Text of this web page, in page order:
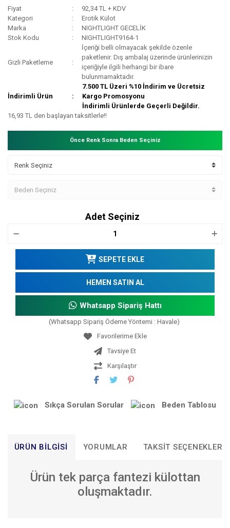
Fiyat
92,34 TL + KDV
Kategori
Erotik Külot
Marka
NIGHTLIGHT GECELİK
Stok Kodu
NIGHTLIGHT9164-1
Gizli Paketleme
İçeriği belli olmayacak şekilde özenle
paketlenir. Dış ambalaj üzerinde ürünlerinizin
içeriğiyle ilgili herhangi bir ibare
bulunmamaktadır.
İndirimli Ürün
7.500 TL Üzeri %10 İndirim ve Ücretsiz
Kargo Promosyonu
İndirimli Ürünlerde Geçerli Değildir.
16,93 TL den başlayan taksitlerle!!
Önce Renk Sonra Beden Seçiniz
Adet Seçiniz
SEPETE EKLE
HEMEN SATIN AL
Whatsapp Sipariş Hattı
(Whatsapp Sipariş Ödeme Yöntemi : Havale)
Tavsiye Et
Karşılaştır
Sıkça Sorulan Sorular Beden Tablosu
ÜRÜN BILGISI YORUMLAR TAKSIT SEÇENEKLERI
Ürün tek parça fantezi külottan
oluşmaktadır.